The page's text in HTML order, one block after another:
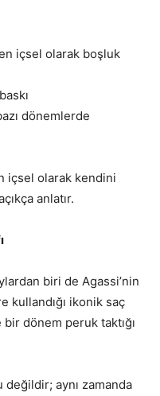
içsel olarak boşluk
dönemlerde
içsel olarak kendini
anlatır.
biri de Agassi’nin
kullandığı ikonik saç
bir dönem peruk taktığı
aynı zamanda